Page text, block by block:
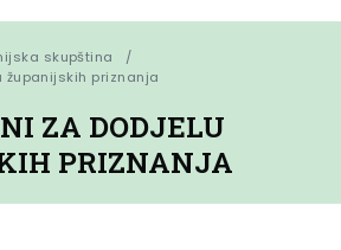
skupština
županijskih priznanja
ZA DODJELU
PRIZNANJA